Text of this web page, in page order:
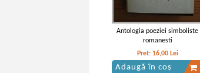
Antologia poeziei simboliste
romanesti
Pret: 16,00 Lei
Adaugă în coș